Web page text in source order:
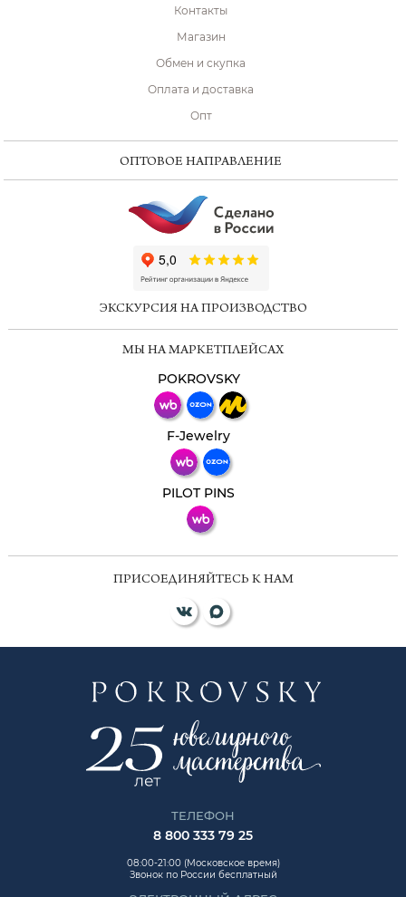
Контакты
Магазин
Обмен и скупка
Оплата и доставка
Опт
ОПТОВОЕ НАПРАВЛЕНИЕ
ЭКСКУРСИЯ НА ПРОИЗВОДСТВО
МЫ НА МАРКЕТПЛЕЙСАХ
POKROVSKY
F-Jewelry
PILOT PINS
ПРИСОЕДИНЯЙТЕСЬ К НАМ
ТЕЛЕФОН
8 800 333 79 25
08:00-21:00 (Московское время)
Звонок по России бесплатный